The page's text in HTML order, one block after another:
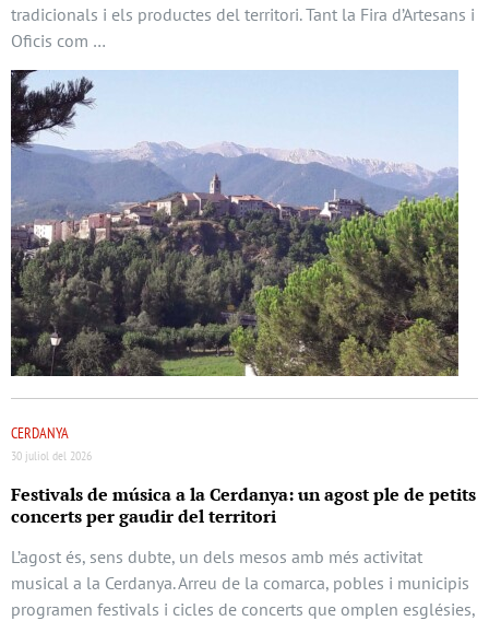
tradicionals i els productes del territori. Tant la Fira d’Artesans i
Oficis com …
CERDANYA
30 juliol del 2026
Festivals de música a la Cerdanya: un agost ple de petits
concerts per gaudir del territori
L’agost és, sens dubte, un dels mesos amb més activitat
musical a la Cerdanya. Arreu de la comarca, pobles i municipis
programen festivals i cicles de concerts que omplen esglésies,